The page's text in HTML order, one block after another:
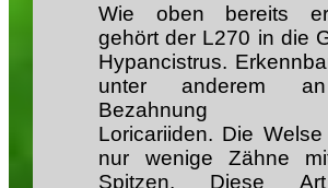
Wie oben bereits
gehört der L270 in die
Hypancistrus.
unter anderem
Bezahnung
Loricariiden. Die
nur wenige Zähne
Spitzen. Diese